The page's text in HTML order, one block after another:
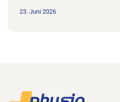
23. Juni 2026
Footer